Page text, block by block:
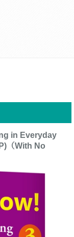
in Everyday
（With No